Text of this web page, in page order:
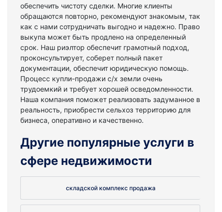
обеспечить чистоту сделки. Многие клиенты
обращаются повторно, рекомендуют знакомым, так
как с нами сотрудничать выгодно и надежно. Право
выкупа может быть продлено на определенный
срок. Наш риэлтор обеспечит грамотный подход,
проконсультирует, соберет полный пакет
документации, обеспечит юридическую помощь.
Процесс купли-продажи с/х земли очень
трудоемкий и требует хорошей осведомленности.
Наша компания поможет реализовать задуманное в
реальность, приобрести сельхоз территорию для
бизнеса, оперативно и качественно.
Другие популярные услуги в
сфере недвижимости
складской комплекс продажа